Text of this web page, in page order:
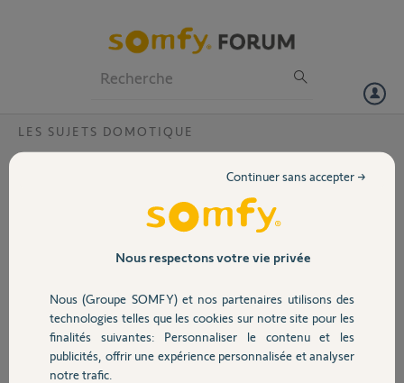
Volet
Sécurité
Domotique
LES SUJETS DOMOTIQUE
Tahoma + Home Alarme = Aucun produit
J'ai une Tahoma Switch et 2 Alarmes :
Une Home Keeper PRO
J'ai conservé les deux alarmes parce que suite à une intrusion,
chacune des deux à des forces et des faiblesses et Somfy ne propose
aucun pack avec des accessoires qui répondent à tous les besoins,
Nous respectons votre vie privée
Nous (Groupe SOMFY) et nos partenaires utilisons des
technologies telles que les cookies sur notre site pour les
finalités suivantes: Personnaliser le contenu et les
publicités, offrir une expérience personnalisée et analyser
notre trafic.
Continuer sans accepter →